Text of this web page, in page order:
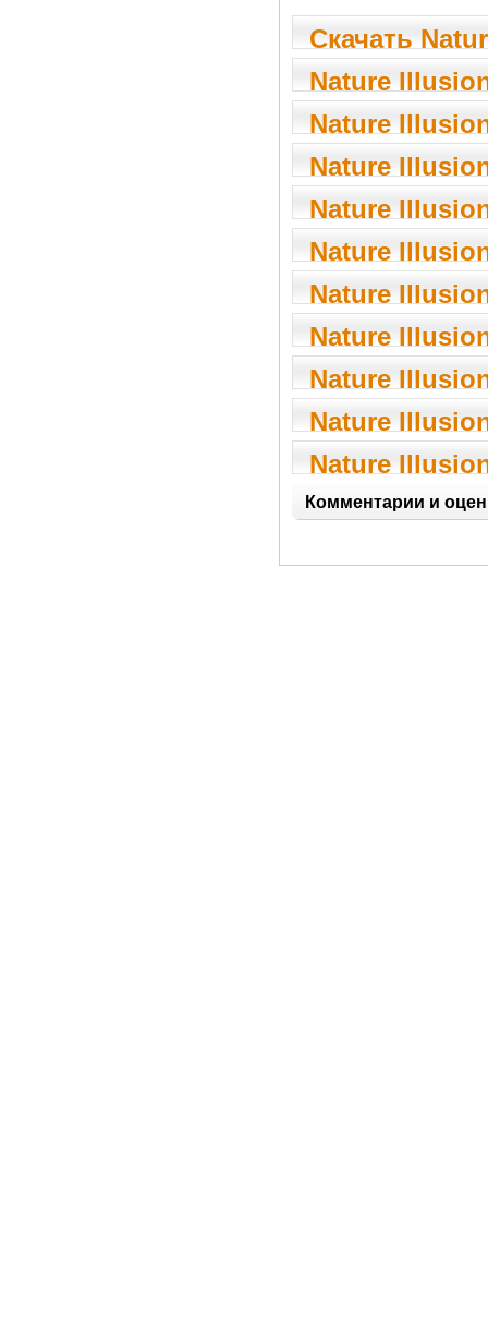
Скачать
Studio 3.61
Nature
3.61
Nature
3.60
Nature
3.60
Nature
3.50
Nature
3.41
Nature
v3.41
Nature
3.30
Nature
3.20
Nature
3.12
Nature
3.11
Комментарии и